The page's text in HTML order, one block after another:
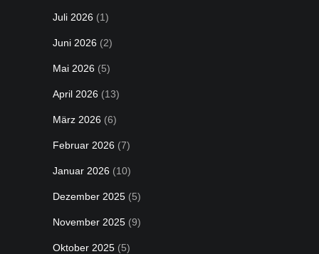
Juli 2026 (1)
Juni 2026 (2)
Mai 2026 (5)
April 2026 (13)
März 2026 (6)
Februar 2026 (7)
Januar 2026 (10)
Dezember 2025 (5)
November 2025 (9)
Oktober 2025 (5)